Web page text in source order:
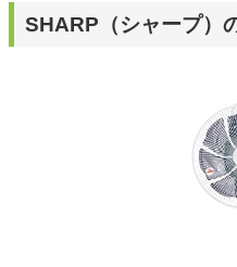
SHARP（シャープ）